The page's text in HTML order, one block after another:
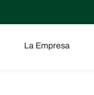
La Empresa